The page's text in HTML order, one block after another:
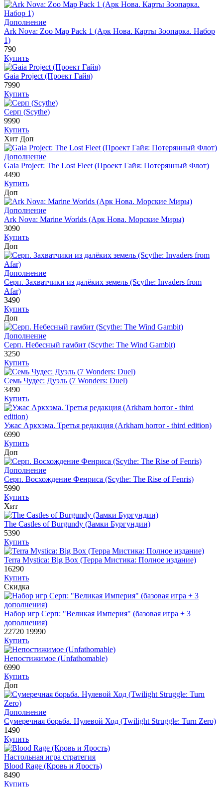
Дополнение
Ark Nova: Zoo Map Pack 1 (Арк Нова. Карты Зоопарка. Набор
1)
790
Купить
Gaia Project (Проект Гайя)
7990
Купить
Серп (Scythe)
9990
Купить
Хит Доп
Дополнение
Gaia Project: The Lost Fleet (Проект Гайя: Потерянный Флот)
4490
Купить
Доп
Дополнение
Ark Nova: Marine Worlds (Арк Нова. Морские Миры)
3090
Купить
Доп
Дополнение
Серп. Захватчики из далёких земель (Scythe: Invaders from
Afar)
3490
Купить
Доп
Дополнение
Серп. Небесный гамбит (Scythe: The Wind Gambit)
3250
Купить
Семь Чудес: Дуэль (7 Wonders: Duel)
3490
Купить
Ужас Аркхэма. Третья редакция (Arkham horror - third edition)
6990
Купить
Доп
Дополнение
Серп. Восхождение Фенриса (Scythe: The Rise of Fenris)
5990
Купить
Хит
The Castles of Burgundy (Замки Бургундии)
5390
Купить
Terra Mystica: Big Box (Терра Мистика: Полное издание)
16290
Купить
Скидка
Набор игр Серп: "Великая Империя" (базовая игра + 3
дополнения)
22720 19990
Купить
Непостижимое (Unfathomable)
6990
Купить
Доп
Дополнение
Сумеречная борьба. Нулевой Ход (Twilight Struggle: Turn Zero)
1490
Купить
Настольная игра стратегия
Blood Rage (Кровь и Ярость)
8490
Купить